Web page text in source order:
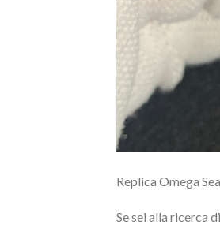
Replica Omega
Se sei alla ricerca